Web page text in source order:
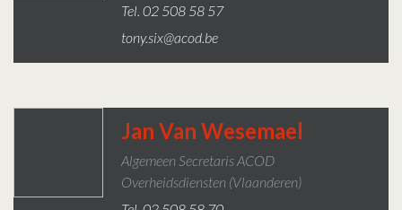
Tel. 02 508 58 57
tony.six@acod.be
Jan Van Wesemael
Algemeen Secretaris ACOD
Overheidsdiensten (Vlaanderen)